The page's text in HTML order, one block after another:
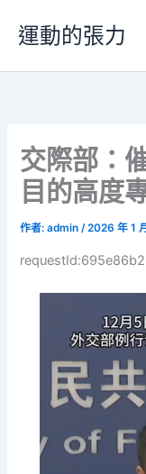
要
運動的張力
交際部：
目的高度
作者:admin/2026 年 1